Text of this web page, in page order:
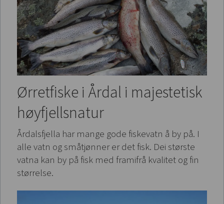
Ørretfiske i Årdal i majestetisk
høyfjellsnatur
Årdalsfjella har mange gode fiskevatn å by på. I
alle vatn og småtjønner er det fisk. Dei største
vatna kan by på fisk med framifrå kvalitet og fin
størrelse.